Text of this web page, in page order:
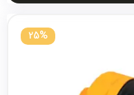
25%